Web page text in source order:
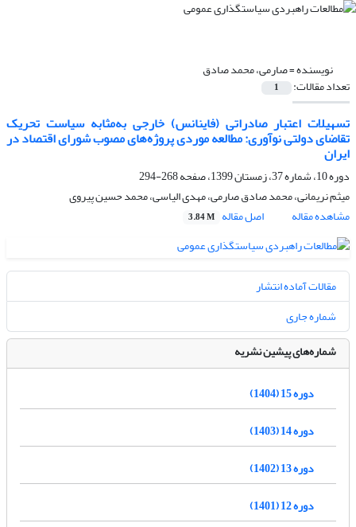
نویسنده =صارمی، محمد صادق
تعداد مقالات: 1
تسهیلات اعتبار صادراتی (فاینانس) خارجی به‌مثابه سیاست تحریک
تقاضای دولتی نوآوری: مطالعه موردی پروژه‌های مصوب شورای اقتصاد در
ایران
دوره 10، شماره 37، زمستان 1399، صفحه
268-294
میثم نریمانی، محمد صادق صارمی، مهدی الیاسی، محمد حسین پیروی
مشاهده مقاله
اصل مقاله 3.84 M
مقالات آماده انتشار
شماره جاری
شماره‌های پیشین نشریه
دوره 15 (1404)
دوره 14 (1403)
دوره 13 (1402)
دوره 12 (1401)